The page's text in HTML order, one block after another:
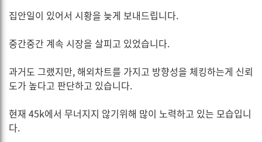
집안일이 있어서 시황을 늦게 보내드립니다.
중간중간 계속 시장을 살피고 있었습니다.
과거도 그랬지만, 해외차트를 가지고 방향성을 체킹하는게 신뢰
도가 높다고 판단하고 있습니다.
현재 45k에서 무너지지 않기위해 많이 노력하고 있는 모습입니
다.